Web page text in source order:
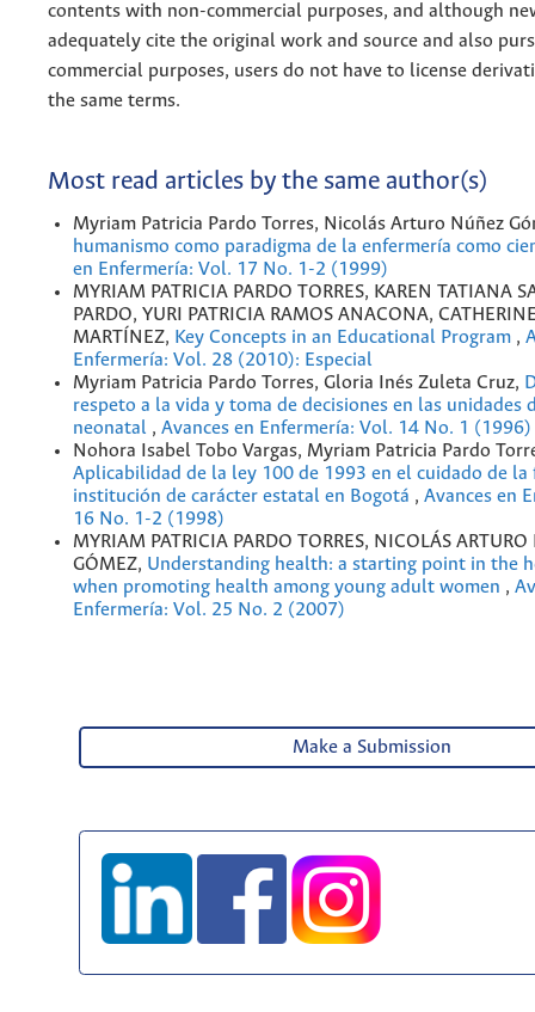
contents with non-commercial purposes, and although
adequately cite the original work and source and also
commercial purposes, users do not have to license
the same terms.
Most read articles by the same author(s)
Myriam Patricia Pardo Torres, Nicolás Arturo Núñez
humanismo como paradigma de la enfermería como
en Enfermería: Vol. 17 No. 1-2 (1999)
MYRIAM PATRICIA PARDO TORRES, KAREN TATIANA
PARDO, YURI PATRICIA RAMOS ANACONA,
MARTÍNEZ, Key Concepts in an Educational Program ,
Enfermería: Vol. 28 (2010): Especial
Myriam Patricia Pardo Torres, Gloria Inés Zuleta Cruz,
respeto a la vida y toma de decisiones en las unidades
neonatal , Avances en Enfermería: Vol. 14 No. 1 (1996)
Nohora Isabel Tobo Vargas, Myriam Patricia Pardo
Aplicabilidad de la ley 100 de 1993 en el cuidado de la
institución de carácter estatal en Bogotá , Avances en
16 No. 1-2 (1998)
MYRIAM PATRICIA PARDO TORRES, NICOLÁS
GÓMEZ, Understanding health: a starting point in the
when promoting health among young adult women ,
Enfermería: Vol. 25 No. 2 (2007)
Make a Submission